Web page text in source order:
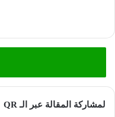
لمشاركة المقالة عبر الـ QR